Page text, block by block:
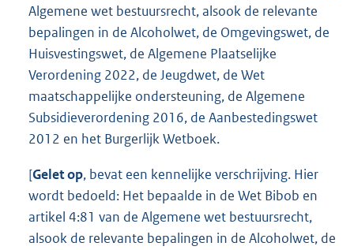
Algemene wet bestuursrecht, alsook de relevante
bepalingen in de Alcoholwet, de Omgevingswet, de
Huisvestingswet, de Algemene Plaatselijke
Verordening 2022, de Jeugdwet, de Wet
maatschappelijke ondersteuning, de Algemene
Subsidieverordening 2016, de Aanbestedingswet
2012 en het Burgerlijk Wetboek.
[Gelet op, bevat een kennelijke verschrijving. Hier
wordt bedoeld: Het bepaalde in de Wet Bibob en
artikel 4:81 van de Algemene wet bestuursrecht,
alsook de relevante bepalingen in de Alcoholwet, de